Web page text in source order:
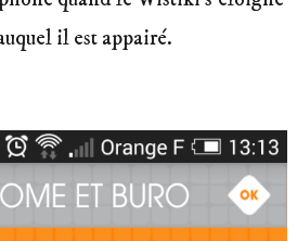
il est appairé.